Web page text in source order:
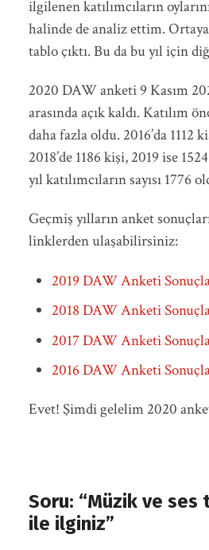
ilgilenen katılımcıların
halinde de analiz ettim.
tablo çıktı. Bu da bu yıl için
2020 DAW anketi 9 Kasım
arasında açık kaldı. Katılım
daha fazla oldu. 2016’da 1112
2018’de 1186 kişi, 2019 ise
yıl katılımcıların sayısı 1776
Geçmiş yılların anket
linklerden ulaşabilirsiniz:
2019 DAW Anketi
2018 DAW Anketi
2017 DAW Anketi
2016 DAW Anketi
Evet! Şimdi gelelim 2020
Soru: “Müzik ve
ile ilginiz”